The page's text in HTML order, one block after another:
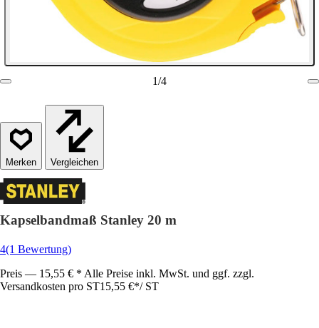
1/4
Vergleichen
Kapselbandmaß Stanley 20 m
4(1 Bewertung)
Preis — 15,55 € * Alle Preise inkl. MwSt. und ggf. zzgl.
Versandkosten pro ST15,55 €*/ ST